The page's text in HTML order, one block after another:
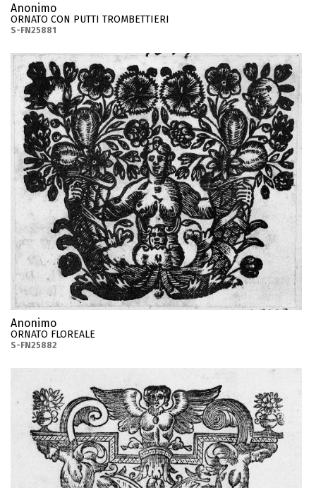
Anonimo
ORNATO CON PUTTI TROMBETTIERI
S-FN25881
Anonimo
ORNATO FLOREALE
S-FN25882